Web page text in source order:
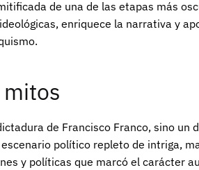
de una de las etapas más
enriquece la narrativa y
de Francisco Franco, sino
político repleto de intriga,
y políticas que marcó el carácter